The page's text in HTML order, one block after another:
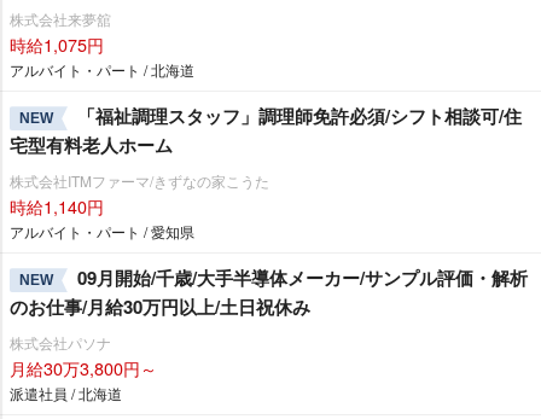
株式会社来夢舘
時給1,075円
アルバイト・パート / 北海道
NEW
「福祉調理スタッフ」調理師免許必須/シフト相談可/住
宅型有料老人ホーム
株式会社ITMファーマ/きずなの家こうた
時給1,140円
アルバイト・パート / 愛知県
NEW
09月開始/千歳/大手半導体メーカー/サンプル評価・解析
のお仕事/月給30万円以上/土日祝休み
株式会社パソナ
月給30万3,800円～
派遣社員 / 北海道